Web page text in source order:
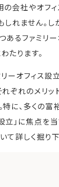
会社やオフィ
しれません。し
るファミリー
たります。
リーオフィス
ぞれのメリッ
特に、多くの
立」に焦点を
詳しく掘り下